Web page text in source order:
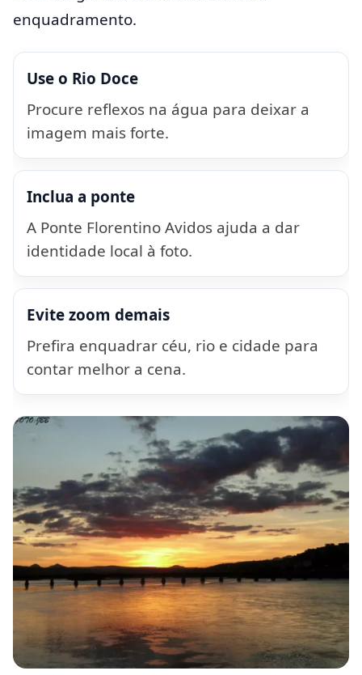
enquadramento.
Use o Rio Doce
Procure reflexos na água para deixar a
imagem mais forte.
Inclua a ponte
A Ponte Florentino Avidos ajuda a dar
identidade local à foto.
Evite zoom demais
Prefira enquadrar céu, rio e cidade para
contar melhor a cena.